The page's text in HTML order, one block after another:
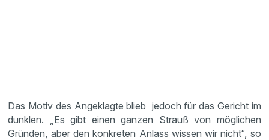
Das Motiv des Angeklagte blieb jedoch für das Gericht im
dunklen. „Es gibt einen ganzen Strauß von möglichen
Gründen, aber den konkreten Anlass wissen wir nicht“, so